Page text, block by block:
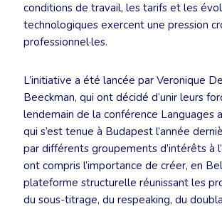
conditions de travail, les tarifs et les
technologiques exercent une pression
professionnel·les.
L’initiative a été lancée par Veronique
Beeckman, qui ont décidé d’unir leurs
lendemain de la conférence Languages
qui s’est tenue à Budapest l’année
par différents groupements d’intérêts à
ont compris l’importance de créer, en
plateforme structurelle réunissant les
du sous-titrage, du respeaking, du